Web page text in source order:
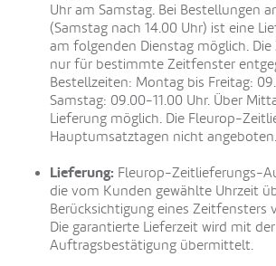
Uhr am Samstag. Bei Bestellungen
(Samstag nach 14.00 Uhr) ist eine
am folgenden Dienstag möglich.
nur für bestimmte Zeitfenster
Bestellzeiten: Montag bis Freitag:
Samstag: 09.00-11.00 Uhr. Über
Lieferung möglich. Die Fleurop-
Hauptumsatztagen nicht angeboten.
Lieferung: Fleurop-Zeitlieferungs-
die vom Kunden gewählte Uhrzeit
Berücksichtigung eines Zeitfensters
Die garantierte Lieferzeit wird mit der
Auftragsbestätigung übermittelt.